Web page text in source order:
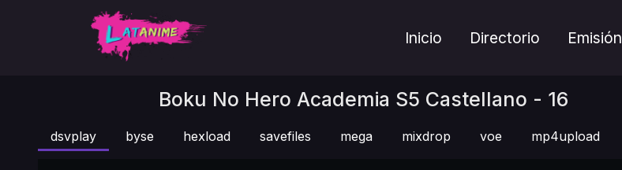
Inicio Directorio Emisión
Boku No Hero Academia S5 Castellano - 16
dsvplay byse hexload savefiles mega mixdrop voe mp4upload